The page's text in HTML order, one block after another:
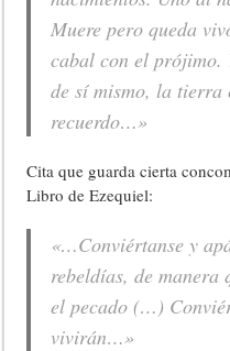
Muere pero queda
cabal con el prójimo.
de sí mismo, la tierra
recuerdo…»
Cita que guarda cierta
Libro de Ezequiel:
«…Conviértanse y
rebeldías, de manera
el pecado (…)
vivirán…»